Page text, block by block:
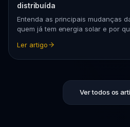
distribuída
Entenda as principais mudanças
quem já tem energia solar e por
Ler artigo
Ver todos os